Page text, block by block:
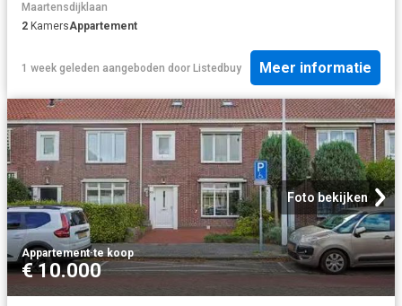
Maartensdijklaan
2 KamersAppartement
1 week geleden aangeboden door Listedbuy Meer informatie
Foto bekijken
Appartement·te koop
€ 10.000